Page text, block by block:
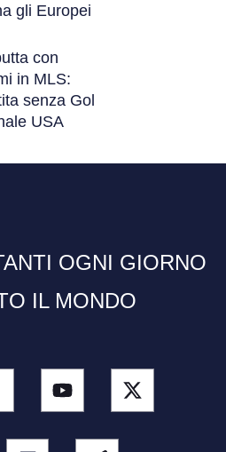
gli Europei
con
in MLS:
senza Gol
USA
OGNI GIORNO
IL MONDO